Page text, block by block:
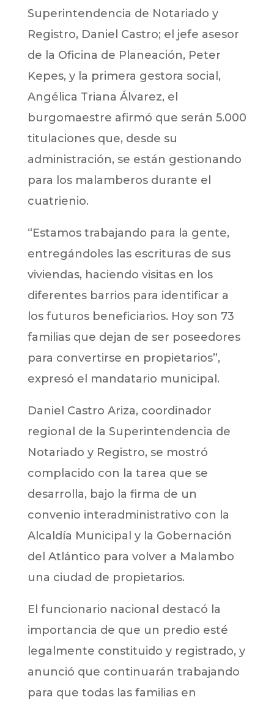
Superintendencia de Notariado y
Registro, Daniel Castro; el jefe asesor
de la Oficina de Planeación, Peter
Kepes, y la primera gestora social,
Angélica Triana Álvarez, el
burgomaestre afirmó que serán 5.000
titulaciones que, desde su
administración, se están gestionando
para los malamberos durante el
cuatrienio.
“Estamos trabajando para la gente,
entregándoles las escrituras de sus
viviendas, haciendo visitas en los
diferentes barrios para identificar a
los futuros beneficiarios. Hoy son 73
familias que dejan de ser poseedores
para convertirse en propietarios”,
expresó el mandatario municipal.
Daniel Castro Ariza, coordinador
regional de la Superintendencia de
Notariado y Registro, se mostró
complacido con la tarea que se
desarrolla, bajo la firma de un
convenio interadministrativo con la
Alcaldía Municipal y la Gobernación
del Atlántico para volver a Malambo
una ciudad de propietarios.
El funcionario nacional destacó la
importancia de que un predio esté
legalmente constituido y registrado, y
anunció que continuarán trabajando
para que todas las familias en